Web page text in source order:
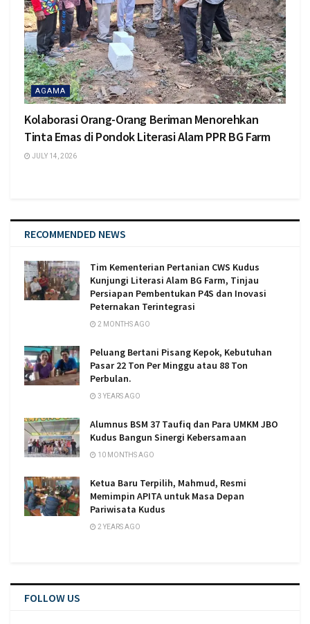
AGAMA
Kolaborasi Orang-Orang Beriman Menorehkan
Tinta Emas di Pondok Literasi Alam PPR BG Farm
JULY 14, 2026
RECOMMENDED NEWS
Tim Kementerian Pertanian CWS Kudus
Kunjungi Literasi Alam BG Farm, Tinjau
Persiapan Pembentukan P4S dan Inovasi
Peternakan Terintegrasi
2 MONTHS AGO
Peluang Bertani Pisang Kepok, Kebutuhan
Pasar 22 Ton Per Minggu atau 88 Ton
Perbulan.
3 YEARS AGO
Alumnus BSM 37 Taufiq dan Para UMKM JBO
Kudus Bangun Sinergi Kebersamaan
10 MONTHS AGO
Ketua Baru Terpilih, Mahmud, Resmi
Memimpin APITA untuk Masa Depan
Pariwisata Kudus
2 YEARS AGO
FOLLOW US